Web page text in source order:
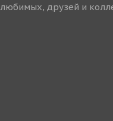
друзей и